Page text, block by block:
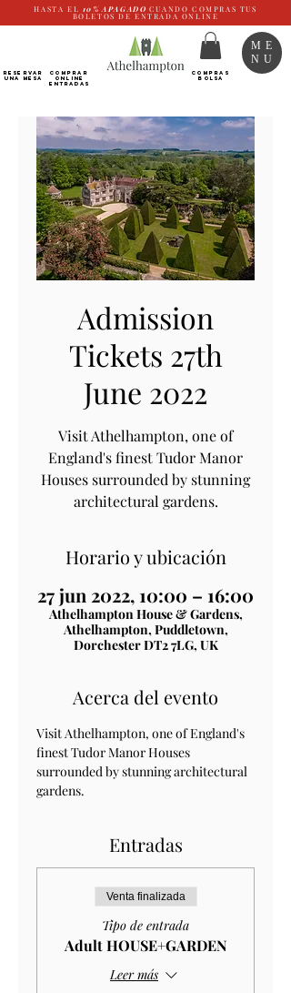
HASTA EL 10% APAGADO CUANDO COMPRAS TUS
BOLETOS DE ENTRADA ONLINE
RESERVAR
UNA MESA
Comprar
ONLINE
Entradas
COMPRAS
BOLSA
ME
NU
Admission
Tickets 27th
June 2022
Visit Athelhampton, one of
England's finest Tudor Manor
Houses surrounded by stunning
architectural gardens.
Horario y ubicación
27 jun 2022, 10:00 – 16:00
Athelhampton House & Gardens,
Athelhampton, Puddletown,
Dorchester DT2 7LG, UK
Acerca del evento
Visit Athelhampton, one of England's
finest Tudor Manor Houses
surrounded by stunning architectural
gardens.
Entradas
Venta finalizada
Tipo de entrada
Adult HOUSE+GARDEN
Leer más